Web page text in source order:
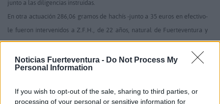
Noticias Fuerteventura - Do Not Process My
Personal Information
If you wish to opt-out of the sale, sharing to third parties, or
processing of your personal or sensitive information for
junto a las diligencias instruidas.
En otra actuación 286,06 gramos de hachís -junto a 35 euros en efectivo-
le fueron intervenidos a Z.F.H., de 22 años, natural de Fuerteventura y
sin antecedentes penales, en el momento de su detención como presunto
autor de un delito de trafico de drogas.
La actuación policial tuvo lugar durante un control de vehículos
quedando el detenido a disposición del correspondiente Juzgado de